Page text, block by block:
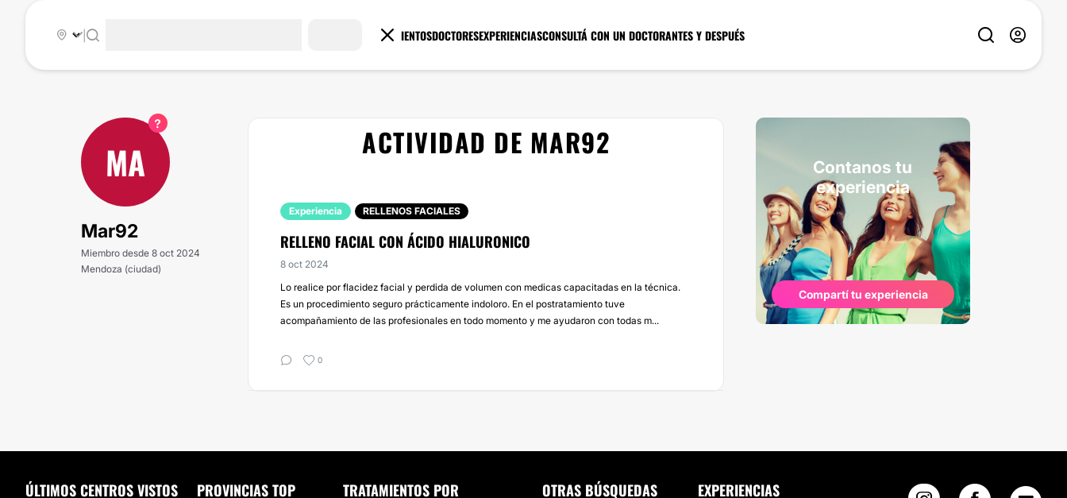
TRATAMIENTOSDOCTORESEXPERIENCIASCONSULTÁ CON UN DOCTORANTES Y DESPUÉS
|
MA
Mar92
Miembro desde 8 oct 2024
Mendoza (ciudad)
ACTIVIDAD DE MAR92
Experiencia RELLENOS FACIALES
RELLENO FACIAL CON ÁCIDO HIALURONICO
8 oct 2024
Lo realice por flacidez facial y perdida de volumen con medicas capacitadas en la técnica.
Es un procedimiento seguro prácticamente indoloro. En el postratamiento tuve
acompañamiento de las profesionales en todo momento y me ayudaron con todas m...
0
Contanos tu
experiencia
Compartí tu experiencia
ÚLTIMOS CENTROS VISTOS PROVINCIAS TOP
TRATAMIENTOS POR
OTRAS BÚSQUEDAS EXPERIENCIAS